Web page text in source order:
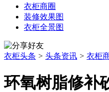
衣柜商圈
装修效果图
衣柜全景图
衣柜头条 > 头条资讯 > 衣柜
环氧树脂修补